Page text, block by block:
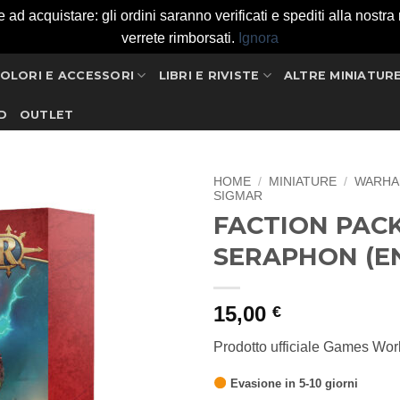
acquistare: gli ordini saranno verificati e spediti alla
verrete rimborsati. Ignora
E ACCESSORI LIBRI E RIVISTE ALTRE MINIATURE
OUTLET
HOME / MINIATURE /
SIGMAR
FACTION
SERAPHON
15,00 €
Prodotto ufficiale Games
Evasione in 5-10 giorni